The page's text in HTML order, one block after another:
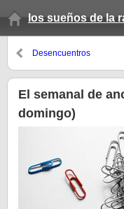
los sueños de la
Desencuentros
El semanal de
domingo)